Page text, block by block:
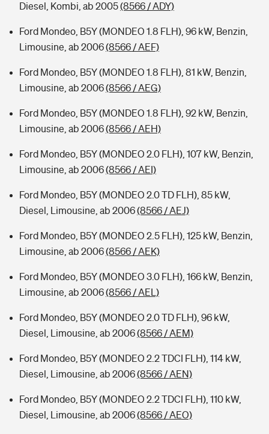
Diesel, Kombi, ab 2005(8566 / ADY)
Ford Mondeo, B5Y (MONDEO 1.8 FLH), 96 kW, Benzin,
Limousine, ab 2006(8566 / AEF)
Ford Mondeo, B5Y (MONDEO 1.8 FLH), 81 kW, Benzin,
Limousine, ab 2006(8566 / AEG)
Ford Mondeo, B5Y (MONDEO 1.8 FLH), 92 kW, Benzin,
Limousine, ab 2006(8566 / AEH)
Ford Mondeo, B5Y (MONDEO 2.0 FLH), 107 kW, Benzin,
Limousine, ab 2006(8566 / AEI)
Ford Mondeo, B5Y (MONDEO 2.0 TD FLH), 85 kW,
Diesel, Limousine, ab 2006(8566 / AEJ)
Ford Mondeo, B5Y (MONDEO 2.5 FLH), 125 kW, Benzin,
Limousine, ab 2006(8566 / AEK)
Ford Mondeo, B5Y (MONDEO 3.0 FLH), 166 kW, Benzin,
Limousine, ab 2006(8566 / AEL)
Ford Mondeo, B5Y (MONDEO 2.0 TD FLH), 96 kW,
Diesel, Limousine, ab 2006(8566 / AEM)
Ford Mondeo, B5Y (MONDEO 2.2 TDCI FLH), 114 kW,
Diesel, Limousine, ab 2006(8566 / AEN)
Ford Mondeo, B5Y (MONDEO 2.2 TDCI FLH), 110 kW,
Diesel, Limousine, ab 2006(8566 / AEO)